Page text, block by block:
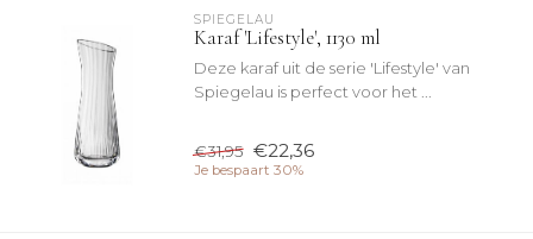
SPIEGELAU
Karaf 'Lifestyle', 1130 ml
Deze karaf uit de serie 'Lifestyle' van
Spiegelau is perfect voor het ...
€31,95 €22,36
Je bespaart 30%